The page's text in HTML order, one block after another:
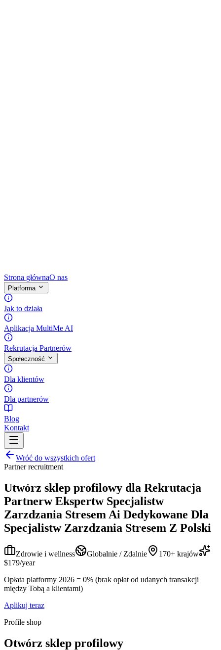
Strona głównaO nas
Platforma
Jak to działa
Aplikacja MultiMe AI
Rekrutacja Partnerów
Społeczność
Dla klientów
Dla partnerów
Blog
Kontakt
Wróć do wszystkich ofert
Partner recruitment
Utwórz sklep profilowy dla Rekrutacja
Partnerw Ekspertw Specjalistw
Zarzdzania Stresem Ai Dedykowane Dla
Specjalistw Zarzdzania Stresem Z Polski
Zdrowie i wellness Globalnie / Zdalnie
170+ krajów
$179/year
Opłata platformy 2026 = 0% (brak opłat od udanych transakcji
między Tobą a klientami)
Aplikuj teraz
Profile shop
Otwórz sklep profilowy